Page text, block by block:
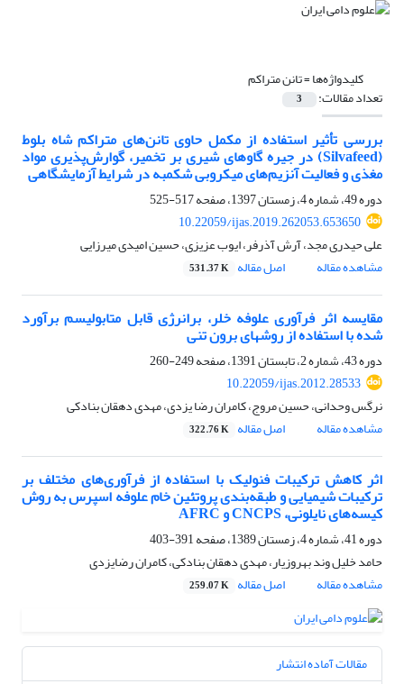
کلیدواژه‌ها =تانن متراکم
تعداد مقالات: 3
بررسی تأثیر استفاده از مکمل حاوی تانن‌های متراکم شاه بلوط
(Silvafeed) در جیره گاوهای شیری بر تخمیر، گوارش‌پذیری مواد
مغذی و فعالیت آنزیم‌های میکروبی شکمبه در شرایط آزمایشگاهی
دوره 49، شماره 4، زمستان 1397، صفحه
517-525
10.22059/ijas.2019.262053.653650
علی حیدری مجد، آرش آذرفر، ایوب عزیزی، حسین امیدی میرزایی
مشاهده مقاله
اصل مقاله 531.37 K
مقایسه اثر فرآوری علوفه خلر، برانرژی قابل متابولیسم برآورد
شده با استفاده از روشهای برون تنی
دوره 43، شماره 2، تابستان 1391، صفحه
249-260
10.22059/ijas.2012.28533
نرگس وحدانی، حسین مروج، کامران رضا یزدی، مهدی دهقان بنادکی
مشاهده مقاله
اصل مقاله 322.76 K
اثر کاهش ترکیبات فنولیک با استفاده از فرآوری‌های مختلف بر
ترکیبات شیمیایی و طبقه‌بندی پروتئین خام علوفه اسپرس به روش
کیسه‌های نایلونی، CNCPS و AFRC
دوره 41، شماره 4، زمستان 1389، صفحه
391-403
حامد خلیل وند بهروزیار، مهدی دهقان بنادکی، کامران رضایزدی
مشاهده مقاله
اصل مقاله 259.07 K
مقالات آماده انتشار